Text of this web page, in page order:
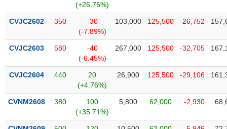
(+26.76%)
CVJC2602 350
-30
(-7.89%)
103,000 125,500 -26,752
CVJC2603 580
-40
(-6.45%)
267,000 125,500 -32,705
CVJC2604 440
20
(+4.76%)
26,900 125,500 -29,106
CVNM2608 380
100
(+35.71%)
5,800 62,000 -2,930